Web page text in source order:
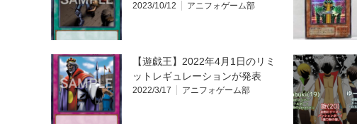
2023/10/12 アニフォゲーム部
【遊戯王】2022年4月1日のリミ
ットレギュレーションが発表
2022/3/17 アニフォゲーム部